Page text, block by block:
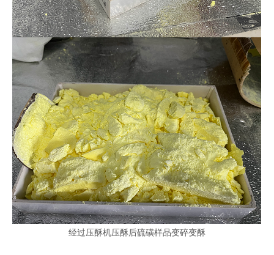
经过压酥机压酥后硫磺样品变碎变酥